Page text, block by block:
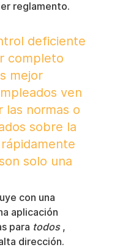
reglamento.
deficiente
completo
mejor
ven
las normas o
sobre la
solo una
con una
aplicación
para todos ,
dirección.